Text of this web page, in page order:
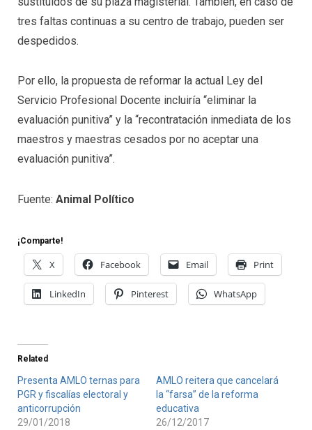
tres faltas continuas a su centro de trabajo, pueden ser
despedidos.
Por ello, la propuesta de reformar la actual Ley del
Servicio Profesional Docente incluiría “eliminar la
evaluación punitiva” y la “recontratación inmediata de los
maestros y maestras cesados por no aceptar una
evaluación punitiva”.
Fuente: Animal Político
¡Comparte!
X Facebook Email Print
LinkedIn Pinterest WhatsApp
Related
Presenta AMLO ternas para
PGR y fiscalías electoral y
anticorrupción
29/01/2018
AMLO reitera que cancelará
la “farsa” de la reforma
educativa
26/12/2017